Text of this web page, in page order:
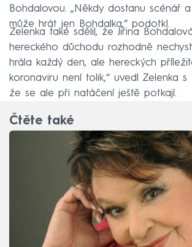
Bohdalovou. „Někdy dostanu scénář
může hrát jen Bohdalka,“ podotkl.
Zelenka také sdělil, že Jiřina
hereckého důchodu rozhodně
hrála každý den, ale hereckých
koronaviru není tolik,“ uvedl Zelenka
že se ale při natáčení ještě potkají.
Čtěte také